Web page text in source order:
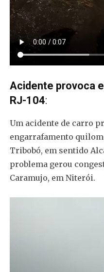
Acidente provoca
RJ-104:
Um acidente de carro
engarrafamento
Tribobó, em sentido
problema gerou
Caramujo, em Niterói.